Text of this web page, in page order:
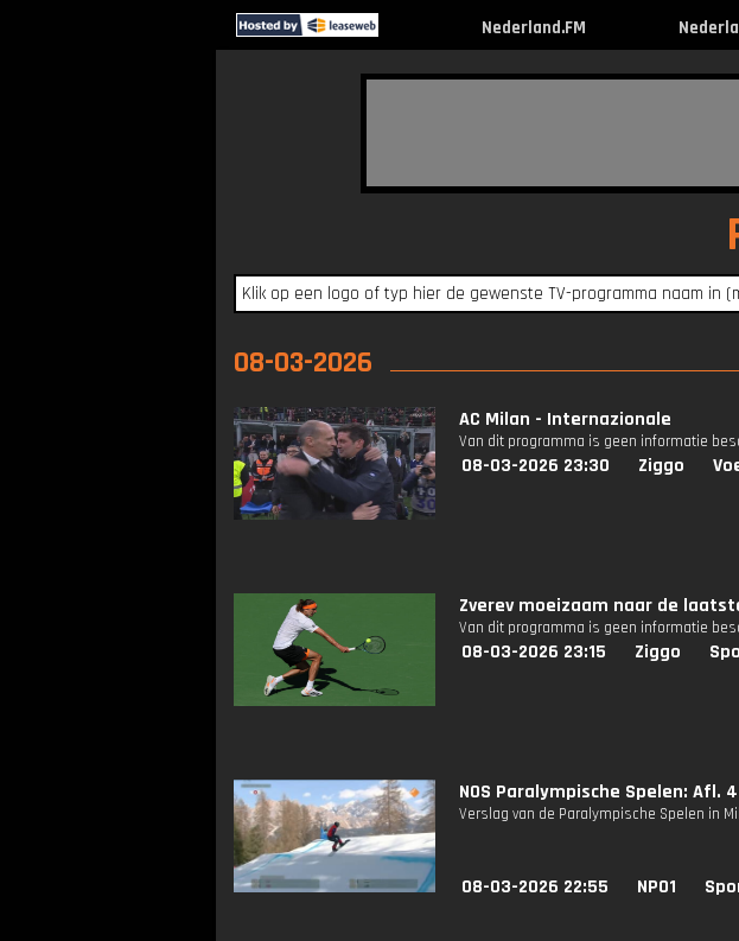
Nederland.FM
08-03-2026
AC Milan - Internazionale
Van dit programma is geen informatie
08-03-2026 23:30 Ziggo
Zverev moeizaam naar de
Van dit programma is geen informatie
08-03-2026 23:15 Ziggo
NOS Paralympische Spelen: Afl. 4
Verslag van de Paralympische Spelen in
08-03-2026 22:55 NPO1